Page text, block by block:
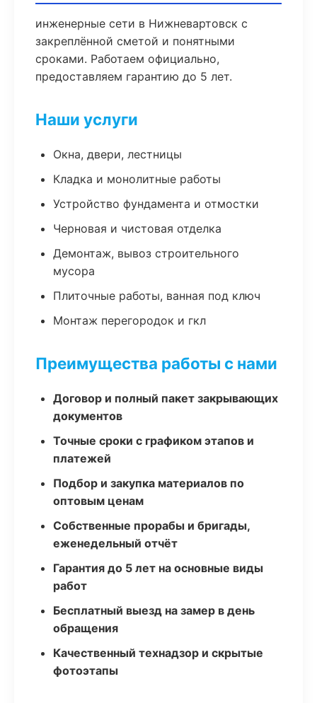
инженерные сети в Нижневартовск с
закреплённой сметой и понятными
сроками. Работаем официально,
предоставляем гарантию до 5 лет.
Наши услуги
Окна, двери, лестницы
Кладка и монолитные работы
Устройство фундамента и отмостки
Черновая и чистовая отделка
Демонтаж, вывоз строительного
мусора
Плиточные работы, ванная под ключ
Монтаж перегородок и гкл
Преимущества работы с нами
Договор и полный пакет закрывающих
документов
Точные сроки с графиком этапов и
платежей
Подбор и закупка материалов по
оптовым ценам
Собственные прорабы и бригады,
еженедельный отчёт
Гарантия до 5 лет на основные виды
работ
Бесплатный выезд на замер в день
обращения
Качественный технадзор и скрытые
фотоэтапы